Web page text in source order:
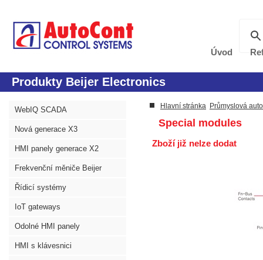
Úvod
Produkty Beijer Electronics
WebIQ SCADA
Nová generace X3
HMI panely generace X2
Frekvenční měniče Beijer
Řídicí systémy
IoT gateways
Odolné HMI panely
HMI s klávesnici
Hlavní stránka Průmyslová
Special modules
Zboží již nelze dodat